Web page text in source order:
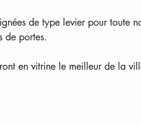
de type levier pour toute
de portes.
en vitrine le meilleur de la